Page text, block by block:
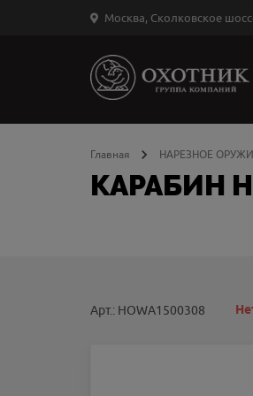
Москва, Сколковское
Главная НАРЕЗНОЕ
КАРАБИН
Арт.: HOWA1500308